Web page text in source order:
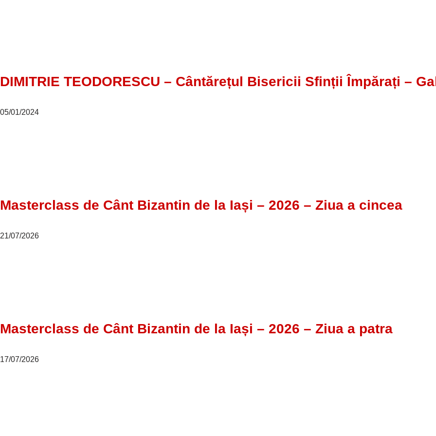
DIMITRIE TEODORESCU – Cântărețul Bisericii Sfinții Împărați –
05/01/2024
Masterclass de Cânt Bizantin de la Iași – 2026 – Ziua a cincea
21/07/2026
Masterclass de Cânt Bizantin de la Iași – 2026 – Ziua a patra
17/07/2026